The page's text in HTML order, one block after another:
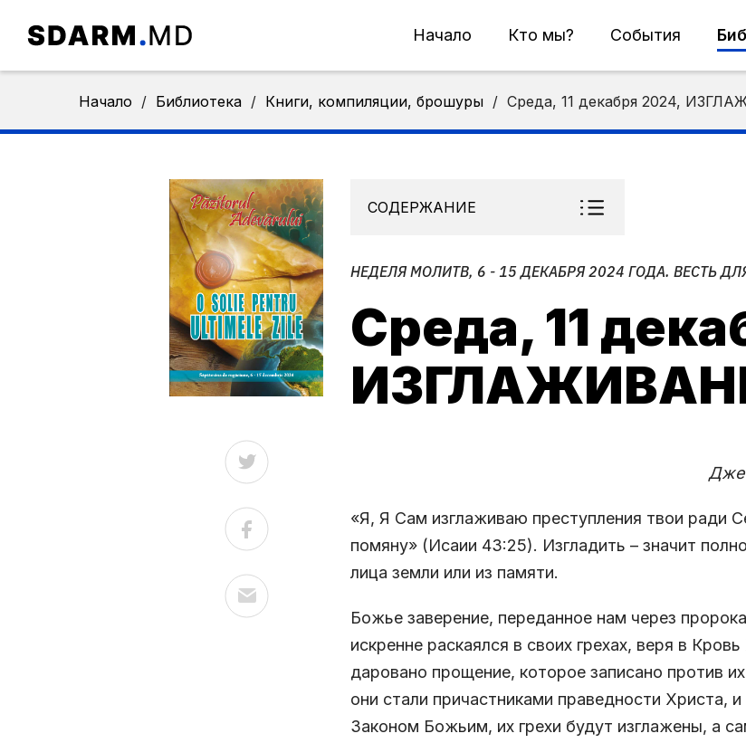
Начало Кто мы? События
Начало / Библиотека / Книги, компиляции, брошуры / Среда, 11 декабря 2024,
СОДЕРЖАНИЕ
НЕДЕЛЯ МОЛИТВ, 6 - 15 ДЕКАБРЯ 2024 ГОДА. ВЕСТЬ
Среда, 11
Джетро М. Ситоль -
«Я, Я Сам изглаживаю преступления твои ради
помяну» (Исаии 43:25). Изгладить – значит
лица земли или из памяти.
Божье заверение, переданное нам через
искренне раскаялся в своих грехах, веря в
даровано прощение, которое записано против
они стали причастниками праведности Христа,
Законом Божьим, их грехи будут изглажены, а